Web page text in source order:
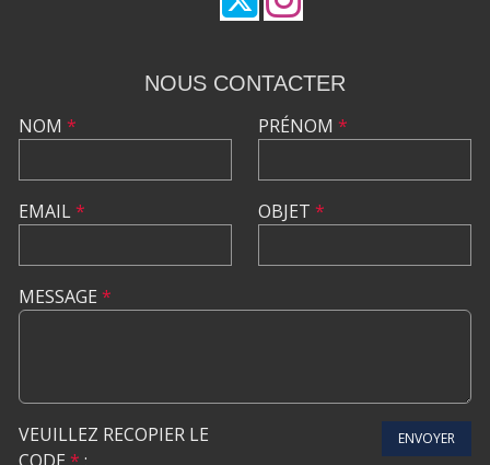
NOUS CONTACTER
NOM *
EMAIL*
PRÉNOM *
OBJET *
MESSAGE *
VEUILLEZ RECOPIER LE
CODE * :
ENVOYER